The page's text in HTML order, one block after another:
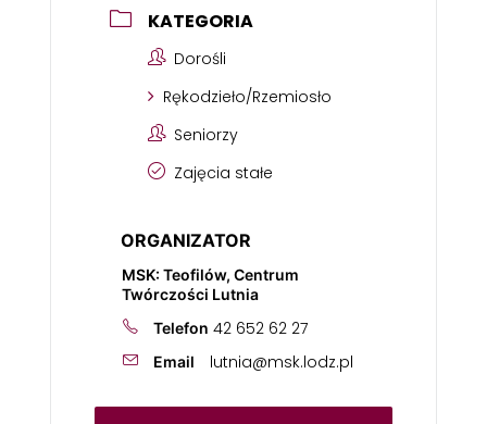
KATEGORIA
Dorośli
Rękodzieło/Rzemiosło
Seniorzy
Zajęcia stałe
ORGANIZATOR
MSK: Teofilów, Centrum
Twórczości Lutnia
Telefon 42 652 62 27
Email lutnia@msk.lodz.pl